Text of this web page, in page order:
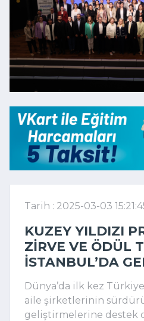
Tarih : 2025-03-03
KUZEY YILDIZI
ZIRVE VE ÖDÜL
İSTANBUL’DA
Dünya’da ilk kez
aile şirketlerinin
geliştirmelerine destek